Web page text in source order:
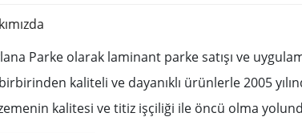
Parke olarak laminant parke satışı ve
kaliteli ve dayanıklı ürünlerle 2005
kalitesi ve titiz işçiliği ile öncü olma